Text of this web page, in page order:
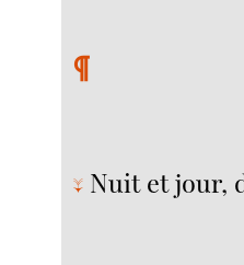
¶
↓ Nuit et jour,